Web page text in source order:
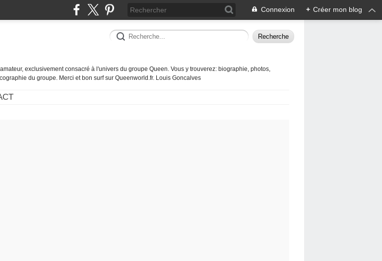
Connexion + Créer mon blog
exclusivement consacré à l'univers du groupe Queen. Vous y trouverez: biographie, photos,
du groupe. Merci et bon surf sur Queenworld.fr. Louis Goncalves